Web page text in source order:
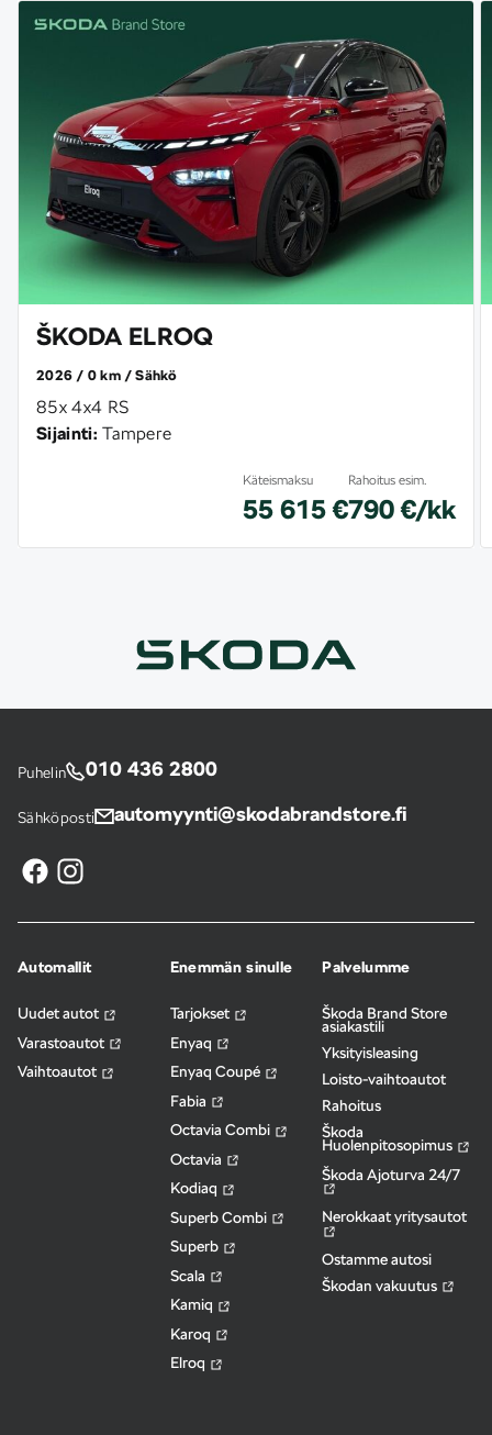
ŠKODA ELROQ
2026 0 km Sähkö
85x 4x4 RS
Sijainti: Tampere
Käteismaksu
55 615 €
Rahoitus esim.
790 €/kk
Puhelin 010 436 2800
Sähköposti automyynti@skodabrandstore.fi
Automallit
Uudet autot
Varastoautot
Vaihtoautot
Enemmän sinulle
Tarjokset
Enyaq
Enyaq Coupé
Fabia
Octavia Combi
Octavia
Kodiaq
Superb Combi
Superb
Scala
Kamiq
Karoq
Elroq
Palvelumme
Škoda Brand Store
asiakastili
Yksityisleasing
Loisto-vaihtoautot
Rahoitus
Škoda
Huolenpitosopimus
Škoda Ajoturva 24/7
Nerokkaat yritysautot
Ostamme autosi
Škodan vakuutus